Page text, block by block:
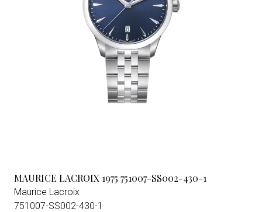
MAURICE LACROIX 1975 751007-SS002-430-1
Maurice Lacroix
751007-SS002-430-1